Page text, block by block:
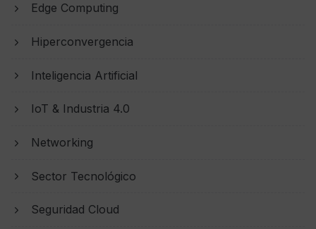
Edge Computing
Hiperconvergencia
Inteligencia Artificial
IoT & Industria 4.0
Networking
Sector Tecnológico
Seguridad Cloud